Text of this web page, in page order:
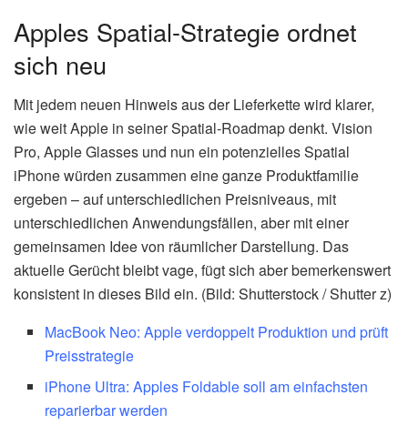
Apples Spatial-Strategie ordnet
sich neu
Mit jedem neuen Hinweis aus der Lieferkette wird klarer,
wie weit Apple in seiner Spatial-Roadmap denkt. Vision
Pro, Apple Glasses und nun ein potenzielles Spatial
iPhone würden zusammen eine ganze Produktfamilie
ergeben – auf unterschiedlichen Preisniveaus, mit
unterschiedlichen Anwendungsfällen, aber mit einer
gemeinsamen Idee von räumlicher Darstellung. Das
aktuelle Gerücht bleibt vage, fügt sich aber bemerkenswert
konsistent in dieses Bild ein. (Bild: Shutterstock / Shutter z)
MacBook Neo: Apple verdoppelt Produktion und prüft
Preisstrategie
iPhone Ultra: Apples Foldable soll am einfachsten
reparierbar werden